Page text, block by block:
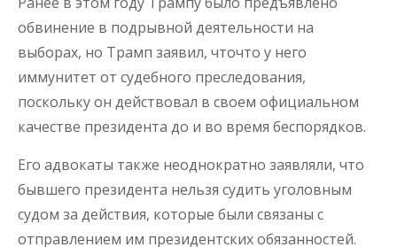
обвинение в подрывной деятельности на
выборах, но Трамп заявил, чточто у него
иммунитет от судебного преследования,
поскольку он действовал в своем официальном
качестве президента до и во время беспорядков.
Его адвокаты также неоднократно заявляли, что
бывшего президента нельзя судить уголовным
судом за действия, которые были связаны с
отправлением им президентских обязанностей.